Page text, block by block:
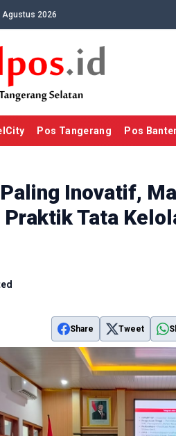
Agustus 2026
Pos Tangerang Pos
Inovatif,
Praktik Tata
Share Tweet